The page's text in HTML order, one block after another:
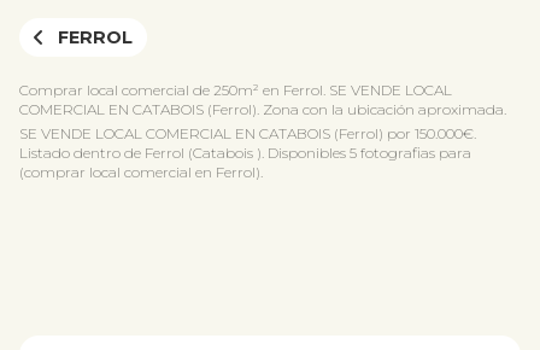
FERROL
Comprar local comercial de 250m² en Ferrol. SE VENDE LOCAL
COMERCIAL EN CATABOIS (Ferrol). Zona con la ubicación aproximada.
SE VENDE LOCAL COMERCIAL EN CATABOIS (Ferrol) por 150.000€.
Listado dentro de Ferrol (Catabois ). Disponibles 5 fotografias para
(comprar local comercial en Ferrol).